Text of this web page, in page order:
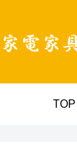
TOP